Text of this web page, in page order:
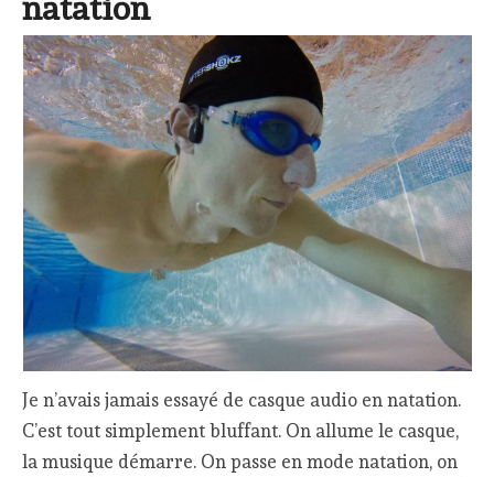
natation
Je n’avais jamais essayé de casque audio en natation.
C’est tout simplement bluffant. On allume le casque,
la musique démarre. On passe en mode natation, on